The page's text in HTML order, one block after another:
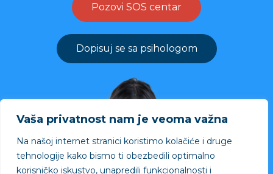
Vaša privatnost nam je veoma važna
Na našoj internet stranici koristimo kolačiće i druge
tehnologije kako bismo ti obezbedili optimalno
korisničko iskustvo, unapredili funkcionalnosti i
Pozovi SOS centar
Dopisuj se sa psihologom